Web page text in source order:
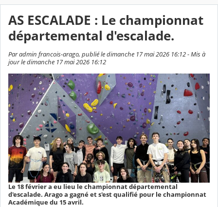
AS ESCALADE : Le championnat
départemental d'escalade.
Par admin francois-arago, publié le dimanche 17 mai 2026 16:12 - Mis à
jour le dimanche 17 mai 2026 16:12
Le 18 février a eu lieu le championnat départemental
d'escalade. Arago a gagné et s'est qualifié pour le championnat
Académique du 15 avril.